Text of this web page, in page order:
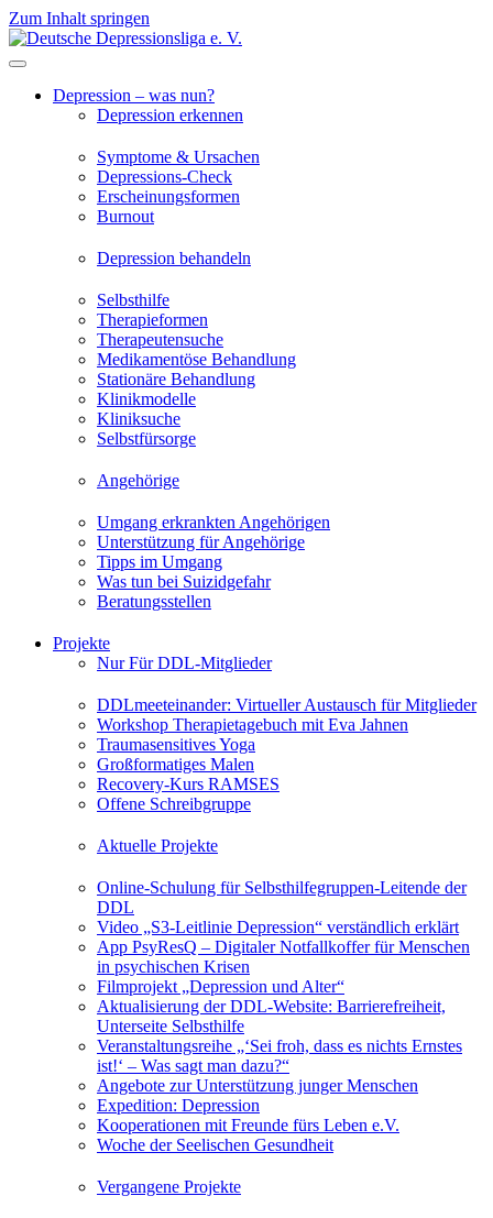
Zum Inhalt springen
Depression – was nun?
Depression erkennen
Symptome & Ursachen
Depressions-Check
Erscheinungsformen
Burnout
Depression behandeln
Selbsthilfe
Therapieformen
Therapeutensuche
Medikamentöse Behandlung
Stationäre Behandlung
Klinikmodelle
Kliniksuche
Selbstfürsorge
Angehörige
Umgang erkrankten Angehörigen
Unterstützung für Angehörige
Tipps im Umgang
Was tun bei Suizidgefahr
Beratungsstellen
Projekte
Nur Für DDL-Mitglieder
DDLmeeteinander: Virtueller Austausch für Mitglieder
Workshop Therapietagebuch mit Eva Jahnen
Traumasensitives Yoga
Großformatiges Malen
Recovery-Kurs RAMSES
Offene Schreibgruppe
Aktuelle Projekte
Online-Schulung für Selbsthilfegruppen-Leitende der
DDL
Video „S3-Leitlinie Depression“ verständlich erklärt
App PsyResQ – Digitaler Notfallkoffer für Menschen
in psychischen Krisen
Filmprojekt „Depression und Alter“
Aktualisierung der DDL-Website: Barrierefreiheit,
Unterseite Selbsthilfe
Veranstaltungsreihe „‘Sei froh, dass es nichts Ernstes
ist!‘ – Was sagt man dazu?“
Angebote zur Unterstützung junger Menschen
Expedition: Depression
Kooperationen mit Freunde fürs Leben e.V.
Woche der Seelischen Gesundheit
Vergangene Projekte